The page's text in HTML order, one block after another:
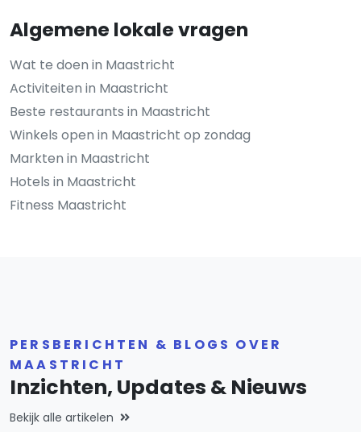
Algemene lokale vragen
Wat te doen in Maastricht
Activiteiten in Maastricht
Beste restaurants in Maastricht
Winkels open in Maastricht op zondag
Markten in Maastricht
Hotels in Maastricht
Fitness Maastricht
PERSBERICHTEN & BLOGS OVER
MAASTRICHT
Inzichten, Updates & Nieuws
Bekijk alle artikelen